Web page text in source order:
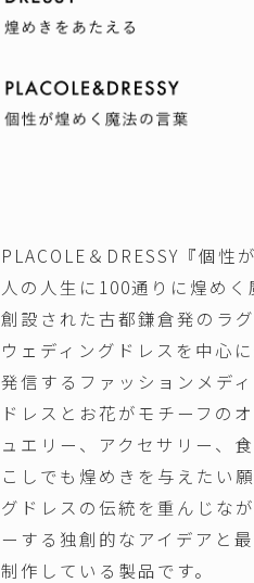
PLACOLE＆DRESSY『個性
人の人生に100通りに煌め
創設された古都鎌倉発のラ
ウェディングドレスを中心
発信するファッションメディ
ドレスとお花がモチーフの
ュエリー、アクセサリー、
こしでも煌めきを与えたい
グドレスの伝統を重んじな
ーする独創的なアイデアと
制作している製品です。